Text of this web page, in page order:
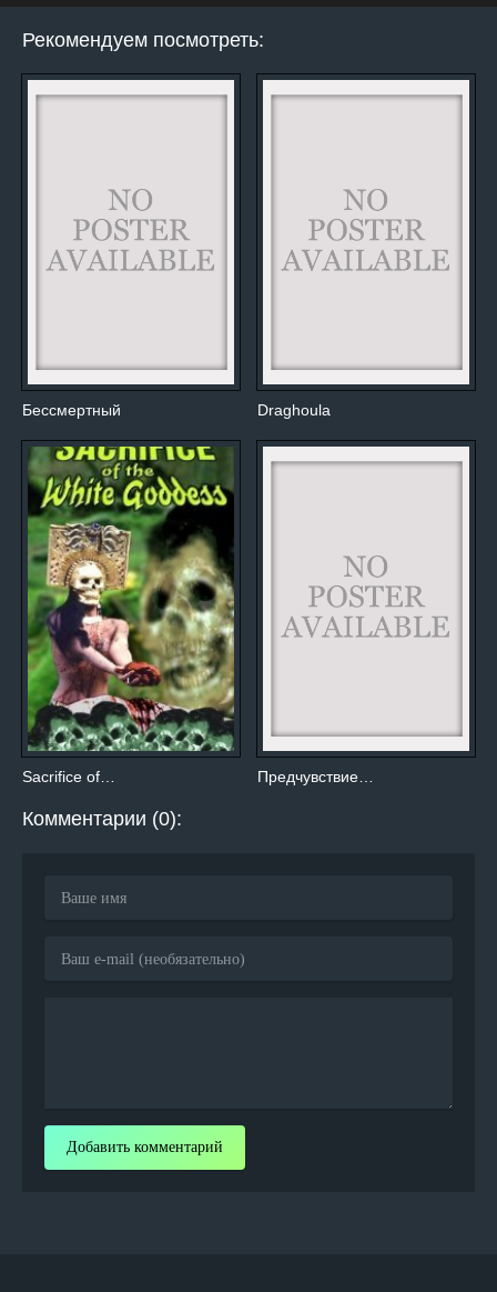
Рекомендуем посмотреть:
Бессмертный Draghoula
Sacrifice of… Предчувствие…
Комментарии (0):
Добавить комментарий